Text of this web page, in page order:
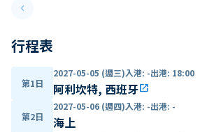
keyboard_arrow_leftPrevious slide
行程表
第1日
2027-05-05 (週三)入港: -出港: 18:00
阿利坎特, 西班牙open_in_new
第2日
2027-05-06 (週四)入港: -出港: -
海上